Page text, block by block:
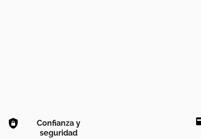
Confianza y
seguridad